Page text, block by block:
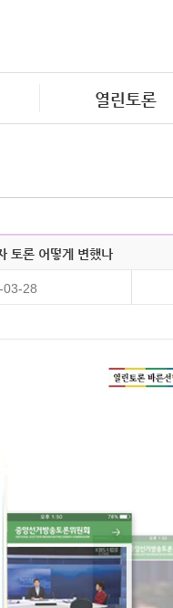
열린토론
토론 어떻게 변했나
03-28